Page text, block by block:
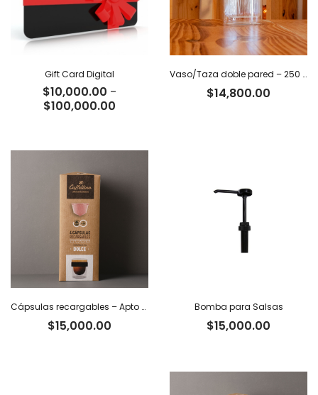
Gift Card Digital
$10,000.00 -
$100,000.00
desde
hasta
$100,000.00
Vaso/Taza doble pared – 250 ml
$14,800.00
Cápsulas recargables – Apto Dolce Gusto x 4
$15,000.00
Bomba para Salsas
$15,000.00